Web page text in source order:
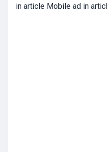
in article Mobile ad in